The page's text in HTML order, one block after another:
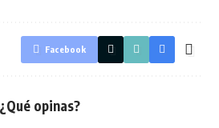
Facebook
¿Qué opinas?